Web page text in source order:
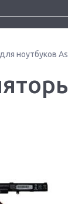
ноутбуков